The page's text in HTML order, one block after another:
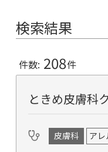
検索結果
件数: 208件
ときめ皮膚科
皮膚科
ア